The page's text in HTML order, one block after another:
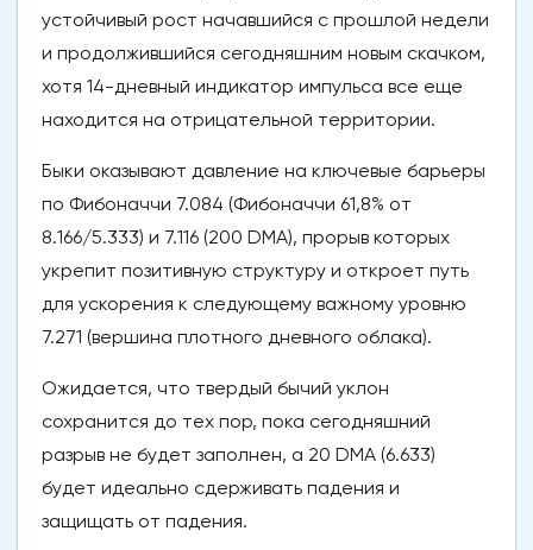
устойчивый рост начавшийся с прошлой недели
и продолжившийся сегодняшним новым скачком,
хотя 14-дневный индикатор импульса все еще
находится на отрицательной территории.
Быки оказывают давление на ключевые барьеры
по Фибоначчи 7.084 (Фибоначчи 61,8% от
8.166/5.333) и 7.116 (200 DMA), прорыв которых
укрепит позитивную структуру и откроет путь
для ускорения к следующему важному уровню
7.271 (вершина плотного дневного облака).
Ожидается, что твердый бычий уклон
сохранится до тех пор, пока сегодняшний
разрыв не будет заполнен, а 20 DMA (6.633)
будет идеально сдерживать падения и
защищать от падения.